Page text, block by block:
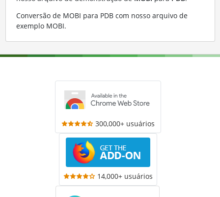
Conversão de MOBI para PDB com nosso arquivo de
exemplo MOBI.
300,000+ usuários
14,000+ usuários